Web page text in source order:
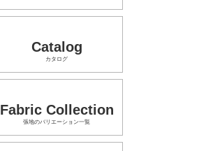
Catalog
カタログ
Fabric Collection
張地のバリエーション一覧